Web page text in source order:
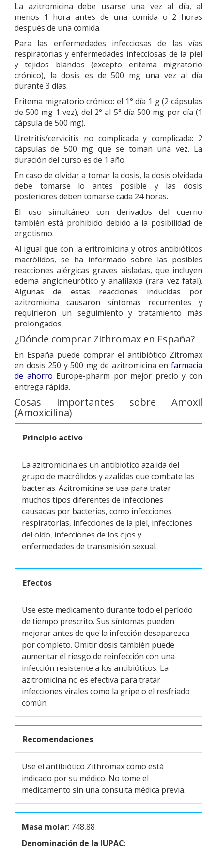
La azitromicina debe usarse una vez al día, al
menos 1 hora antes de una comida o 2 horas
después de una comida.
Para las enfermedades infecciosas de las vías
respiratorias y enfermedades infecciosas de la piel
y tejidos blandos (excepto eritema migratorio
crónico), la dosis es de 500 mg una vez al día
durante 3 días.
Eritema migratorio crónico: el 1° día 1 g (2 cápsulas
de 500 mg 1 vez), del 2° al 5° día 500 mg por día (1
cápsula de 500 mg).
Uretritis/cervicitis no complicada y complicada: 2
cápsulas de 500 mg que se toman una vez. La
duración del curso es de 1 año.
En caso de olvidar a tomar la dosis, la dosis olvidada
debe tomarse lo antes posible y las dosis
posteriores deben tomarse cada 24 horas.
El uso simultáneo con derivados del cuerno
también está prohibido debido a la posibilidad de
ergotismo.
Al igual que con la eritromicina y otros antibióticos
macrólidos, se ha informado sobre las posibles
reacciones alérgicas graves aisladas, que incluyen
edema angioneurótico y anafilaxia (rara vez fatal).
Algunas de estas reacciones inducidas por
azitromicina causaron síntomas recurrentes y
requirieron un seguimiento y tratamiento más
prolongados.
¿Dónde comprar Zithromax en España?
En España puede comprar el antibiótico Zitromax
en dosis 250 y 500 mg de azitromicina en farmacia
de ahorro Europe-pharm por mejor precio y con
entrega rápida.
Cosas importantes sobre Amoxil
(Amoxicilina)
Principio activo
La azitromicina es un antibiótico azalida del
grupo de macrólidos y azalidas que combate las
bacterias. Azitromicina se usa para tratar
muchos tipos diferentes de infecciones
causadas por bacterias, como infecciones
respiratorias, infecciones de la piel, infecciones
del oído, infecciones de los ojos y
enfermedades de transmisión sexual.
Efectos
Use este medicamento durante todo el período
de tiempo prescrito. Sus síntomas pueden
mejorar antes de que la infección desaparezca
por completo. Omitir dosis también puede
aumentar el riesgo de reinfección con una
infección resistente a los antibióticos. La
azitromicina no es efectiva para tratar
infecciones virales como la gripe o el resfriado
común.
Recomendaciones
Use el antibiótico Zithromax como está
indicado por su médico. No tome el
medicamento sin una consulta médica previa.
Masa molar: 748,88
Denominación de la IUPAC: